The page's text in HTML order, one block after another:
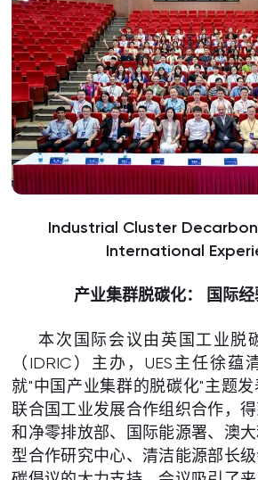
Industrial Cluster
International
产业集群脱碳化： 国际
本次国际会议由英国工业脱
（IDRIC）主办，UES主任徐
就"中国产业集群的脱碳化"主题
联合国工业发展合作组织合作，
和净零排放部、国际能源署、澳
型合作研究中心、清洁能源部长